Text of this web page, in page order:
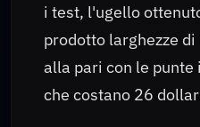
i test, l'ugello
prodotto larghezze
alla pari con le
che costano 26